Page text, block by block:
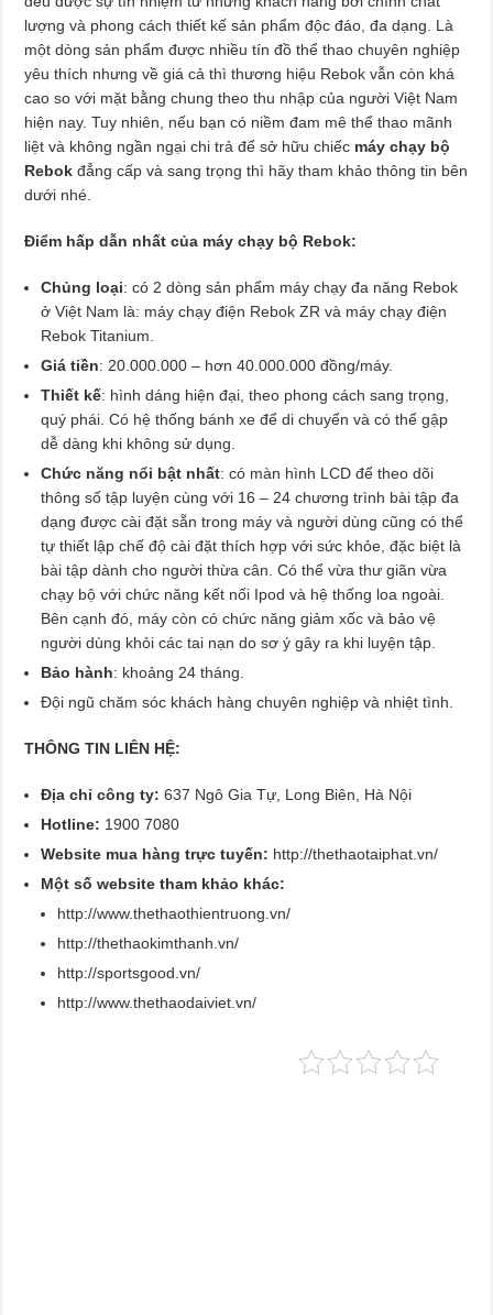
lượng và phong cách thiết kế sản phẩm độc đáo, đa dạng. Là
một dòng sản phẩm được nhiều tín đồ thể thao chuyên nghiệp
yêu thích nhưng về giá cả thì thương hiệu Rebok vẫn còn khá
cao so với mặt bằng chung theo thu nhập của người Việt Nam
hiện nay. Tuy nhiên, nếu bạn có niềm đam mê thể thao mãnh
liệt và không ngần ngại chi trả để sở hữu chiếc máy chạy bộ
Rebok đẳng cấp và sang trọng thì hãy tham khảo thông tin bên
dưới nhé.
Điểm hấp dẫn nhất của máy chạy bộ Rebok:
Chủng loại: có 2 dòng sản phẩm máy chạy đa năng Rebok
ở Việt Nam là: máy chạy điện Rebok ZR và máy chạy điện
Rebok Titanium.
Giá tiền: 20.000.000 – hơn 40.000.000 đồng/máy.
Thiết kế: hình dáng hiện đại, theo phong cách sang trọng,
quý phái. Có hệ thống bánh xe để di chuyển và có thể gập
dễ dàng khi không sử dụng.
Chức năng nổi bật nhất: có màn hình LCD để theo dõi
thông số tập luyện cùng với 16 – 24 chương trình bài tập đa
dạng được cài đặt sẵn trong máy và người dùng cũng có thể
tự thiết lập chế độ cài đặt thích hợp với sức khỏe, đặc biệt là
bài tập dành cho người thừa cân. Có thể vừa thư giãn vừa
chạy bộ với chức năng kết nối Ipod và hệ thống loa ngoài.
Bên cạnh đó, máy còn có chức năng giảm xốc và bảo vệ
người dùng khỏi các tai nạn do sơ ý gây ra khi luyện tập.
Bảo hành: khoảng 24 tháng.
Đội ngũ chăm sóc khách hàng chuyên nghiệp và nhiệt tình.
THÔNG TIN LIÊN HỆ:
Địa chỉ công ty:637 Ngô Gia Tự, Long Biên, Hà Nội
Hotline: 1900 7080
Website mua hàng trực tuyến: http://thethaotaiphat.vn/
Một số website tham khảo khác:
http://www.thethaothientruong.vn/
http://thethaokimthanh.vn/
http://sportsgood.vn/
http://www.thethaodaiviet.vn/